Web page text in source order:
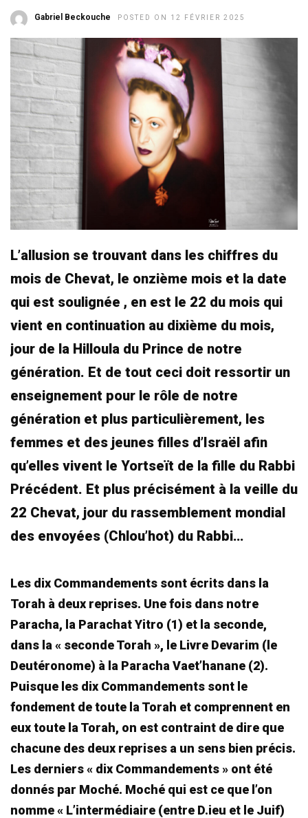
Gabriel Beckouche POSTED ON 12 FÉVRIER 2025
L’allusion se trouvant dans les chiffres du
mois de Chevat, le onzième mois et la date
qui est soulignée , en est le 22 du mois qui
vient en continuation au dixième du mois,
jour de la Hilloula du Prince de notre
génération. Et de tout ceci doit ressortir un
enseignement pour le rôle de notre
génération et plus particulièrement, les
femmes et des jeunes filles d’Israël afin
qu’elles vivent le Yortseït de la fille du Rabbi
Précédent. Et plus précisément à la veille du
22 Chevat, jour du rassemblement mondial
des envoyées (Chlou’hot) du Rabbi…
Les dix Commandements sont écrits dans la
Torah à deux reprises. Une fois dans notre
Paracha, la Parachat Yitro (1) et la seconde,
dans la « seconde Torah », le Livre Devarim (le
Deutéronome) à la Paracha Vaet’hanane (2).
Puisque les dix Commandements sont le
fondement de toute la Torah et comprennent en
eux toute la Torah, on est contraint de dire que
chacune des deux reprises a un sens bien précis.
Les derniers « dix Commandements » ont été
donnés par Moché. Moché qui est ce que l’on
nomme « L’intermédiaire (entre D.ieu et le Juif)